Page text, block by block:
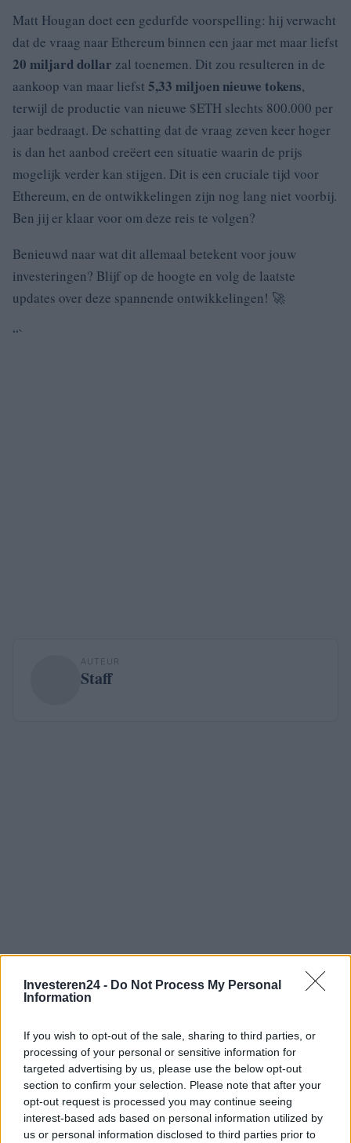
Investeren24 - Do Not Process My Personal
Information
If you wish to opt-out of the sale, sharing to third parties, or
processing of your personal or sensitive information for
targeted advertising by us, please use the below opt-out
section to confirm your selection. Please note that after your
opt-out request is processed you may continue seeing
interest-based ads based on personal information utilized by
us or personal information disclosed to third parties prior to
Matt Hougan doet een gedurfde voorspelling: hij verwacht
dat de vraag naar Ethereum binnen een jaar met maar liefst
20 miljard dollar zal toenemen. Dit zou resulteren in de
aankoop van maar liefst 5,33 miljoen nieuwe tokens,
terwijl de productie van nieuwe $ETH slechts 800.000 per
jaar bedraagt. De schatting dat de vraag zeven keer hoger
is dan het aanbod creëert een situatie waarin de prijs
mogelijk verder kan stijgen. Dit is een cruciale tijd voor
Ethereum, en de ontwikkelingen zijn nog lang niet voorbij.
Ben jij er klaar voor om deze reis te volgen?
Benieuwd naar wat dit allemaal betekent voor jouw
investeringen? Blijf op de hoogte en volg de laatste
updates over deze spannende ontwikkelingen! 🚀
“`
AUTEUR
Staff
Verder lezen
NEWS